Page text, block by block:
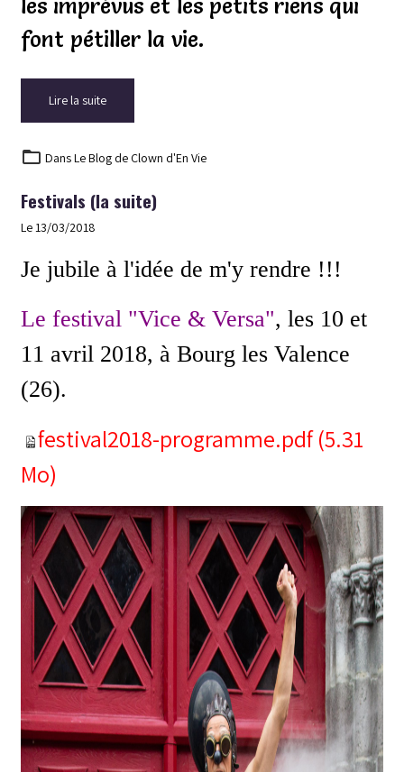
les imprévus et les petits riens qui
font pétiller la vie.
Lire la suite
DansLe Blog de Clown d'En Vie
Festivals (la suite)
Le 13/03/2018
Je jubile à l'idée de m'y rendre !!!
Le festival "Vice & Versa", les 10 et
11 avril 2018, à Bourg les Valence
(26).
festival2018-programme.pdf(5.31
Mo)